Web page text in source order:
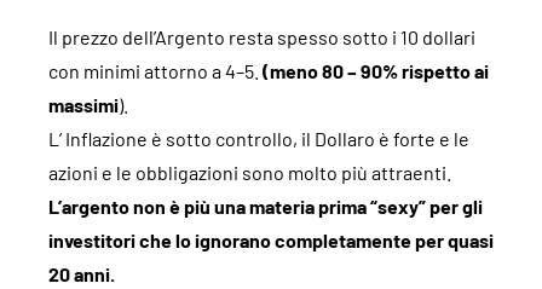
Il prezzo dell’Argento resta spesso sotto i 10 dollari
con minimi attorno a 4–5. (meno 80 – 90% rispetto ai
massimi).
L’ Inflazione è sotto controllo, il Dollaro è forte e le
azioni e le obbligazioni sono molto più attraenti.
L’argento non è più una materia prima “sexy” per gli
investitori che lo ignorano completamente per quasi
20 anni.